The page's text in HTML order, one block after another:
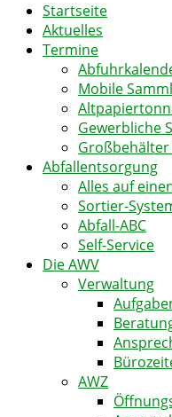
Startseite
Aktuelles
Termine
Mobile
Gewerbliche
Großbehälter
Abfallentsorgung
Alles auf
Sortier-
Abfall-ABC
Self-Service
Die AWV
Verwaltung
AWZ